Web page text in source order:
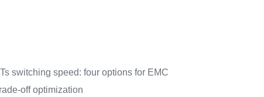
switching speed: four options for EMC
off optimization